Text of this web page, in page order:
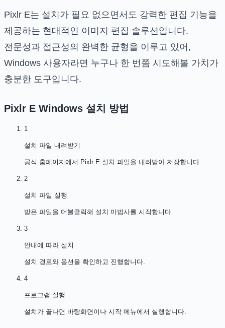
Pixlr E는 설치가 필요 없으면서도 강력한 편집 기능을
제공하는 현대적인 이미지 편집 솔루션입니다.
전문성과 접근성의 완벽한 균형을 이루고 있어,
Windows 사용자라면 누구나 한 번쯤 시도해볼 가치가
충분한 도구입니다.
Pixlr E Windows 설치 방법
1
설치 파일 내려받기
공식 홈페이지에서 Pixlr E 설치 파일을 내려받아 저장합니다.
2
설치 파일 실행
받은 파일을 더블클릭해 설치 마법사를 시작합니다.
3
안내에 따라 설치
설치 경로와 옵션을 확인하고 진행합니다.
4
프로그램 실행
설치가 끝나면 바탕화면이나 시작 메뉴에서 실행합니다.